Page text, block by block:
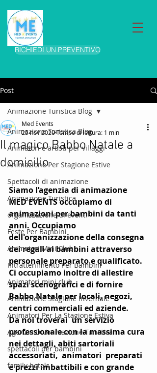
RICHIEDI UN PREVENTIVO
Post
Animazione Turistica Blog
Animatori e artisti per villaggi
Animazione Per Stagione Estive
Spettacoli di animazione
Animazione Turistica
organizzazione di eventi
Feste Per Bambini
Animatori Mini Club
Intrattenimento Per Bambini
Animatori mini club
Animazione Stagione Invernale
Animatori Per La Stagione Estiva
Agenzia Di Animazione Turistica
spettacoli per bambini
family hotels
Animazione Turistica Blog
Il magico Babbo Natale a
domicilio
Med Events
25 nov 2020Tempo di lettura: 1 min
Siamo l’agenzia di animazione
MED EVENTS occupiamo di
animazioni per bambini da tanti
anni. Occupiamo
dell'organizzazione della consegna
dei regali ai bambini attraverso
personale preparato e qualificato.
Ci occupiamo inoltre di allestire
spazi scenografici e di fornire
Babbo Natale per locali, negozi,
centri commerciali ed aziende.
Da noi troverai  un servizio
professionale con la massima cura
nei dettagli, abiti sartoriali
accessoriati,  animatori  preparati
e prezzi imbattibili e con grande